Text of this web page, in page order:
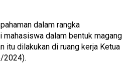
dalam rangka
dalam bentuk magang
itu dilakukan di ruang kerja Ketua
2024).